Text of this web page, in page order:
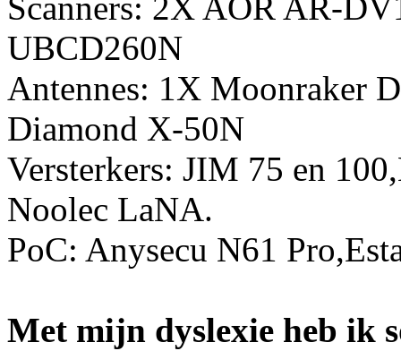
UBCD260N
Antennes: 1X Moonraker
Diamond X-50N
Versterkers: JIM 75 en
Noolec LaNA.
PoC: Anysecu N61
Met mijn dyslexie heb ik